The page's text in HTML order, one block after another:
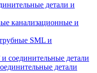
детали и
канализационные и
SML и
детали
детали